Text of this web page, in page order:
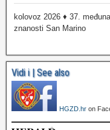
kolovoz 2026 ♦ 37.
znanosti San Marino
Vidi i | See also
HGZD.hr on